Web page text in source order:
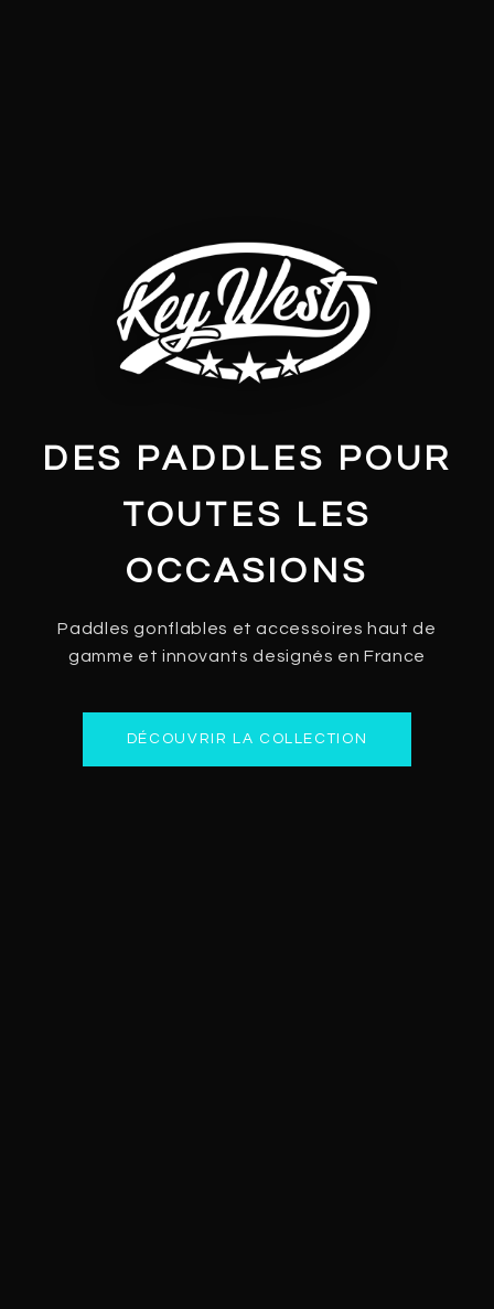
DES PADDLES POUR
TOUTES LES
OCCASIONS
Paddles gonflables et accessoires haut de
gamme et innovants designés en France
DÉCOUVRIR LA COLLECTION